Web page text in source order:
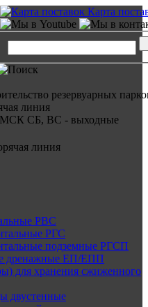
Карта
резервуарных
линия
МСК СБ, ВС - выходные
линия
РВС
РГС
подземные РГСП
дренажные ЕП/ЕПП
для хранения сжиженного
двустенные